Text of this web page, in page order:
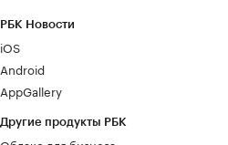
РБК Новости
iOS
Android
AppGallery
Другие продукты РБК